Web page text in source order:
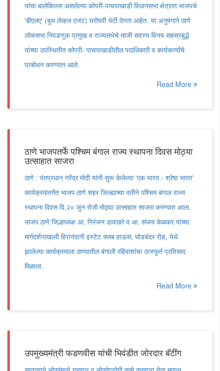
यांचा बालेकिल्ला असलेल्या कोपरी-पाचपाखाडी विधानसभा क्षेत्रात भाजपचे
'बीएलए' (बुथ लेव्हल एजंट) घरोघरी भेटी देणार आहेत. या अनुषंगाने ठाणे
लोकसभा निवडणुक प्रमुख व राज्यसभेचे माजी सदस्य विनय सहस्रबुद्धे
यांच्या उपस्थितीत कोपरी- पाचपाखाडीतील पदाधिकारी व कार्यकर्त्यांचे
प्रबोधन करण्यात आले.
Read More
ठाणे भाजपतर्फे पश्चिम बंगाल राज्य स्थापना दिवस मोठ्या
उत्साहात साजरा
ठाणे : पंतप्रधान नरेंद्र मोदी यांनी सुरू केलेल्या 'एक भारत - श्रेष्ठ भारत'
कार्यक्रमांतर्गत भाजप ठाणे शहर जिल्ह्याच्या वतीने पश्चिम बंगाल राज्य
स्थापना दिवस दि.२० जुन रोजी मोठ्या उत्साहात साजरा करण्यात आला.
भाजप ठाणे जिल्हाध्यक्ष आ. निरंजन डावखरे व आ. संजय केळकर यांच्या
मार्गदर्शनाखाली हिरानंदानी इस्टेट क्लब हाऊस, घोडबंदर रोड, येथे
झालेल्या कार्यक्रमाला ठाण्यातील बंगाली रहिवाशांचा उत्स्फूर्त प्रतिसाद
मिळाला.
Read More
उपमुख्यमंत्री फडणवीस यांची भिवंडीत जोरदार बॅटींग